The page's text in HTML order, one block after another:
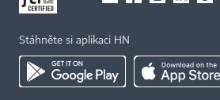
Stáhněte si aplikaci HN